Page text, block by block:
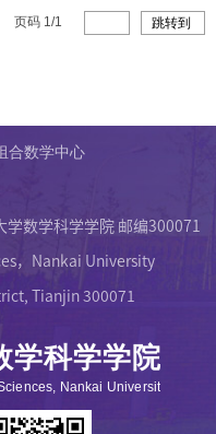
页码 1/1 跳转到
合数学中心
数学科学学院 邮编300071
，Nankai University
Tianjin 300071